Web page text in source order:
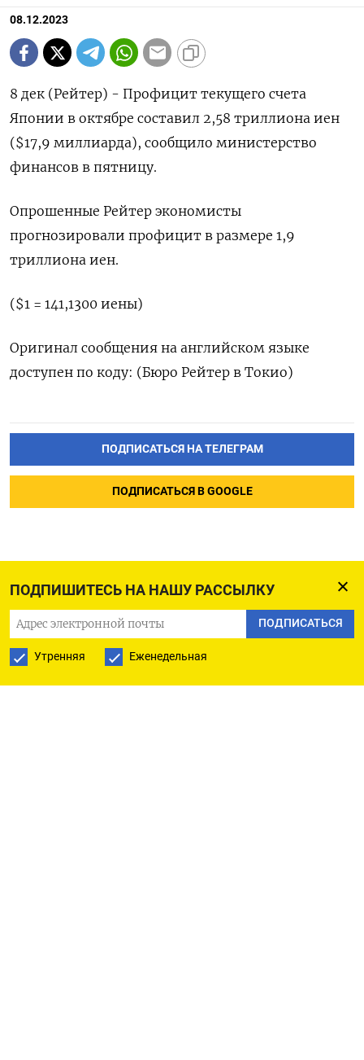
ПОДПИШИТЕСЬ НА НАШУ РАССЫЛКУ
ПОДПИСАТЬСЯ
Утренняя Еженедельная
08.12.2023
8 дек (Рейтер) - Профицит текущего счета
Японии в октябре составил 2,58 триллиона иен
($17,9 миллиарда), сообщило министерство
финансов в пятницу.
Опрошенные Рейтер экономисты
прогнозировали профицит в размере 1,9
триллиона иен.
($1 = 141,1300 иены)
Оригинал сообщения на английском языке
доступен по коду: (Бюро Рейтер в Токио)
ПОДПИСАТЬСЯ НА ТЕЛЕГРАМ
ПОДПИСАТЬСЯ В GOOGLE